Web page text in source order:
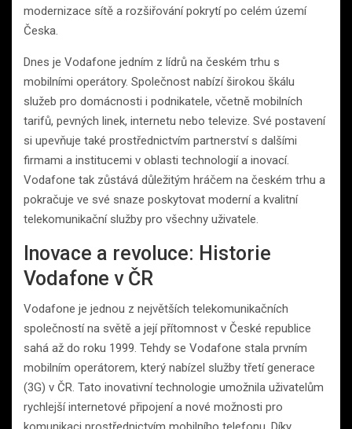
modernizace sítě a rozšiřování pokrytí po celém území
Česka.
Dnes je Vodafone jedním z lídrů na českém trhu s
mobilními operátory. Společnost nabízí širokou škálu
služeb pro domácnosti i podnikatele, včetně mobilních
tarifů, pevných linek, internetu nebo televize. Své postavení
si upevňuje také prostřednictvím partnerství s dalšími
firmami a institucemi v oblasti technologií a inovací.
Vodafone tak zůstává důležitým hráčem na českém trhu a
pokračuje ve své snaze poskytovat moderní a kvalitní
telekomunikační služby pro všechny uživatele.
Inovace a revoluce: Historie
Vodafone v ČR
Vodafone je jednou z největších telekomunikačních
společností na světě a její přítomnost v České republice
sahá až do roku 1999. Tehdy se Vodafone stala prvním
mobilním operátorem, který nabízel služby třetí generace
(3G) v ČR. Tato inovativní technologie umožnila uživatelům
rychlejší internetové připojení a nové možnosti pro